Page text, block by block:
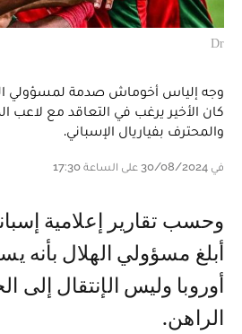
Dr
وجه إلياس أخوماش صدمة لمسؤولي
كان الأخير يرغب في التعاقد مع لاعب
والمحترف بفياريال الإسباني.
في 30/08/2024 على الساعة 17:30
و حسب تقارير إعلامية إسبانية فإن أخوماش
أبلغ مسؤولي الهلال بأنه
أوروبا وليس الإنتقال إلى
الراهن.